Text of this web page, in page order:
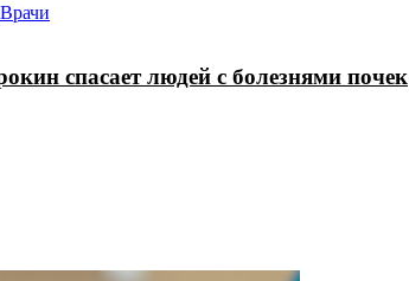
Врачи
спасает людей с болезнями почек